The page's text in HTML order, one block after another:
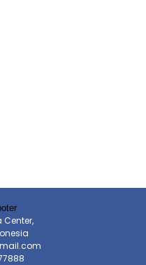
Center,